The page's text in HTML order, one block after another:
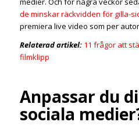
de minskar räckvidden för gilla-
premiera live video som per
Relaterad artikel: 11 frågor att
filmklipp
Anpassar du
sociala